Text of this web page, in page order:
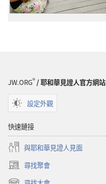
JW.ORG®/ 耶和華見證人官方網站
設定外觀
快速鏈接
與耶和華見證人見面
尋找聚會
（開
啟